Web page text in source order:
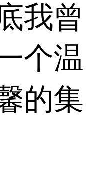
我曾
个温
的集